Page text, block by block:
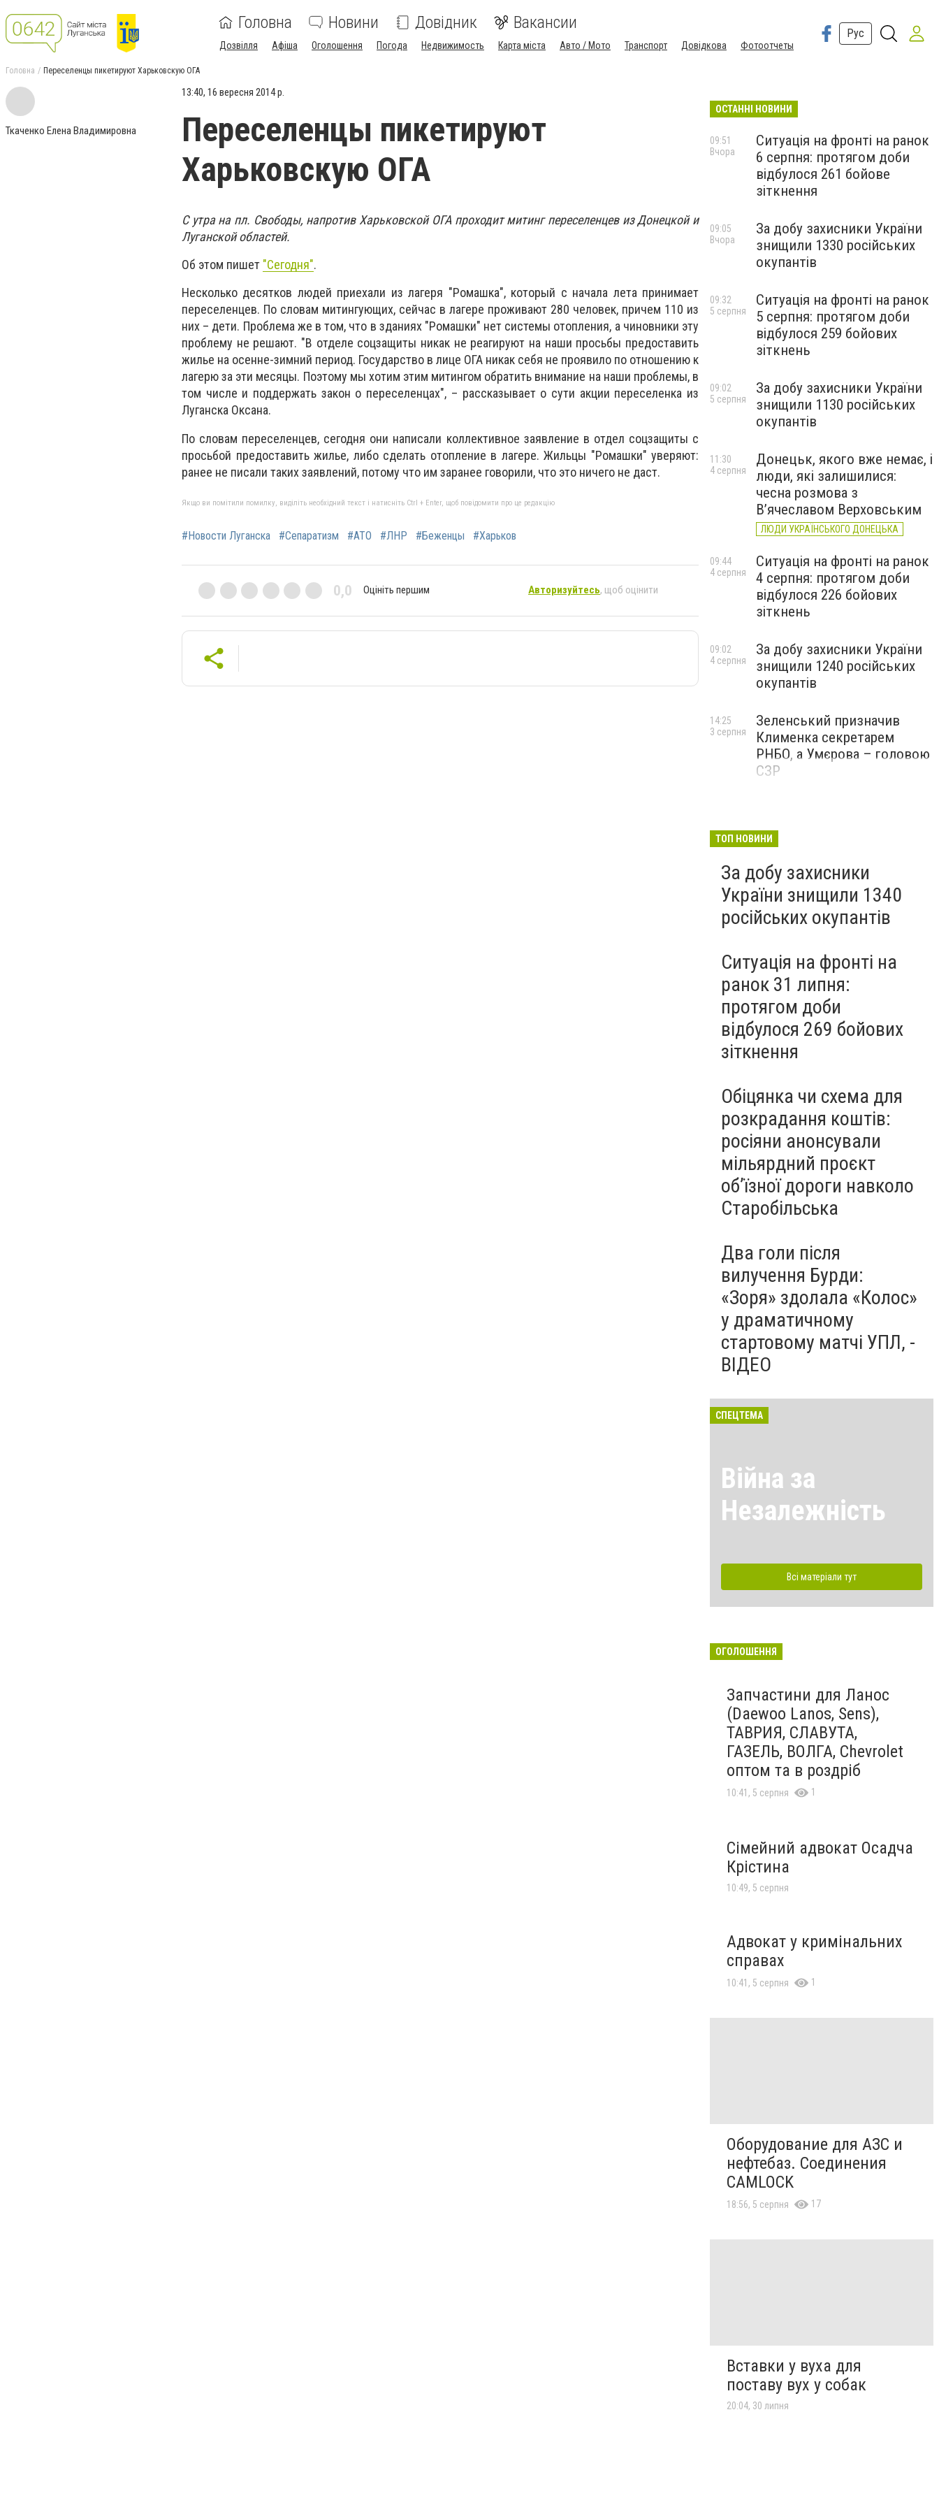
Головна Новини Довідник Вакансии
Дозвілля Афіша Оголошення Погода Недвижимость Карта міста Авто / Мото Транспорт Довідкова Фотоотчеты
Рус
Головна Переселенцы пикетируют Харьковскую ОГА
Ткаченко Елена Владимировна
13:40, 16 вересня 2014 р.
Переселенцы пикетируют
Харьковскую ОГА
С утра на пл. Свободы, напротив Харьковской ОГА проходит митинг переселенцев из Донецкой и
Луганской областей.
Об этом пишет "Сегодня".
Несколько десятков людей приехали из лагеря "Ромашка", который с начала лета принимает
переселенцев. По словам митингующих, сейчас в лагере проживают 280 человек, причем 110 из
них – дети. Проблема же в том, что в зданиях "Ромашки" нет системы отопления, а чиновники эту
проблему не решают. "В отделе соцзащиты никак не реагируют на наши просьбы предоставить
жилье на осенне-зимний период. Государство в лице ОГА никак себя не проявило по отношению к
лагерю за эти месяцы. Поэтому мы хотим этим митингом обратить внимание на наши проблемы, в
том числе и поддержать закон о переселенцах", – рассказывает о сути акции переселенка из
Луганска Оксана.
По словам переселенцев, сегодня они написали коллективное заявление в отдел соцзащиты с
просьбой предоставить жилье, либо сделать отопление в лагере. Жильцы "Ромашки" уверяют:
ранее не писали таких заявлений, потому что им заранее говорили, что это ничего не даст.
Якщо ви помітили помилку, виділіть необхідний текст і натисніть Ctrl + Enter, щоб повідомити про це редакцію
#Новости Луганска #Сепаратизм #АТО #ЛНР #Беженцы #Харьков
0,0 Оцініть першим Авторизуйтесь, щоб оцінити
ОСТАННІ НОВИНИ
Ситуація на фронті на ранок
6 серпня: протягом доби
відбулося 261 бойове
зіткнення
09:51
Вчора
За добу захисники України
знищили 1330 російських
окупантів
09:05
Вчора
Ситуація на фронті на ранок
5 серпня: протягом доби
відбулося 259 бойових
зіткнень
09:32
5 серпня
За добу захисники України
знищили 1130 російських
окупантів
09:02
5 серпня
Донецьк, якого вже немає, і
люди, які залишилися:
чесна розмова з
В’ячеславом Верховським
ЛЮДИ УКРАЇНСЬКОГО ДОНЕЦЬКА
11:30
4 серпня
Ситуація на фронті на ранок
4 серпня: протягом доби
відбулося 226 бойових
зіткнень
09:44
4 серпня
За добу захисники України
знищили 1240 російських
окупантів
09:02
4 серпня
Зеленський призначив
Клименка секретарем
РНБО, а Умєрова – головою
СЗР
14:25
3 серпня
ТОП НОВИНИ
За добу захисники
України знищили 1340
російських окупантів
Ситуація на фронті на
ранок 31 липня:
протягом доби
відбулося 269 бойових
зіткнення
Обіцянка чи схема для
розкрадання коштів:
росіяни анонсували
мільярдний проєкт
об’їзної дороги навколо
Старобільська
Два голи після
вилучення Бурди:
«Зоря» здолала «Колос»
у драматичному
стартовому матчі УПЛ, -
ВІДЕО
СПЕЦТЕМА
Війна за
Незалежність
Всі матеріали тут
ОГОЛОШЕННЯ
Запчастини для Ланос
(Daewoo Lanos, Sens),
ТАВРИЯ, СЛАВУТА,
ГАЗЕЛЬ, ВОЛГА, Chevrolet
оптом та в роздріб
10:41, 5 серпня 1
Сімейний адвокат Осадча
Крістина
10:49, 5 серпня
Адвокат у кримінальних
справах
10:41, 5 серпня 1
Оборудование для АЗС и
нефтебаз. Соединения
CAMLOCK
18:56, 5 серпня 17
Вставки у вуха для
поставу вух у собак
20:04, 30 липня